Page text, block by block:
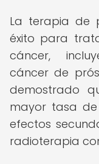
La terapia de
éxito para
cáncer,
cáncer de
demostrado
mayor tasa
efectos
radioterapia